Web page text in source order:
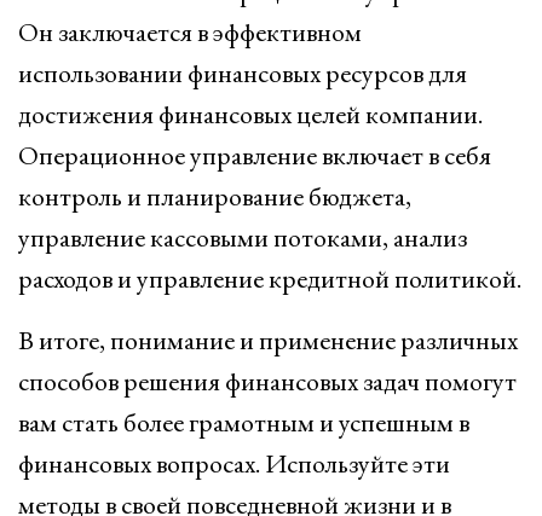
Он заключается в эффективном
использовании финансовых ресурсов для
достижения финансовых целей компании.
Операционное управление включает в себя
контроль и планирование бюджета,
управление кассовыми потоками, анализ
расходов и управление кредитной политикой.
В итоге, понимание и применение различных
способов решения финансовых задач помогут
вам стать более грамотным и успешным в
финансовых вопросах. Используйте эти
методы в своей повседневной жизни и в